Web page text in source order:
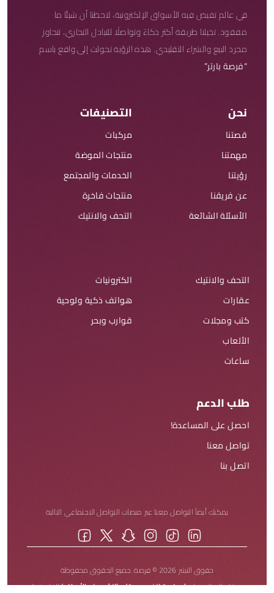
في عالم تفيض فيه الأسواق الإلكترونية، لاحظنا أن شيئًا ما
مفقود. تخيلنا طريقة أكثر ذكاءً وتواصلًا للتبادل التجاري، تتجاوز
مجرد البيع والشراء التقليدي. هذه الرؤية تحولت إلى واقع باسم
“فرصة بارتر”
نحن
قصتنا
مهمتنا
رؤيتنا
عن فريقنا
الأسئلة الشائعة
التصنيفات
مركبات
منتجات الموضة
الخدمات والمجتمع
منتجات فاخرة
التحف والانتيك
التحف والانتيك
عقارات
كتب ومجلات
الألعاب
ساعات
الكترونيات
هواتف ذكية ولوحية
قوارب وبحر
طلب الدعم
احصل على المساعدة!
تواصل معنا
اتصل بنا
يمكنك أيضاً التواصل معنا عبر منصات التواصل الاجتماعي التالية
حقوق النشر 2026 © فرصة. جميع الحقوق محفوظة
يمكنك الاطلاع على(سياسة الخصوصية)و(الشروط والأحكام)الخاصة بنا.